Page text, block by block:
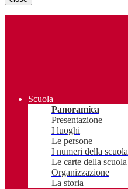
Scuola
Panoramica
Presentazione
I luoghi
Le persone
I numeri della scuola
Le carte della scuola
Organizzazione
La storia